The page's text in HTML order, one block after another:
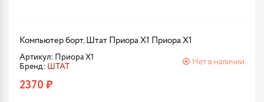
Компьютер борт. Штат Приора X1 Приора X1
Артикул: Приора X1
Бренд: ШТАТ
Нет в наличии
2370 ₽